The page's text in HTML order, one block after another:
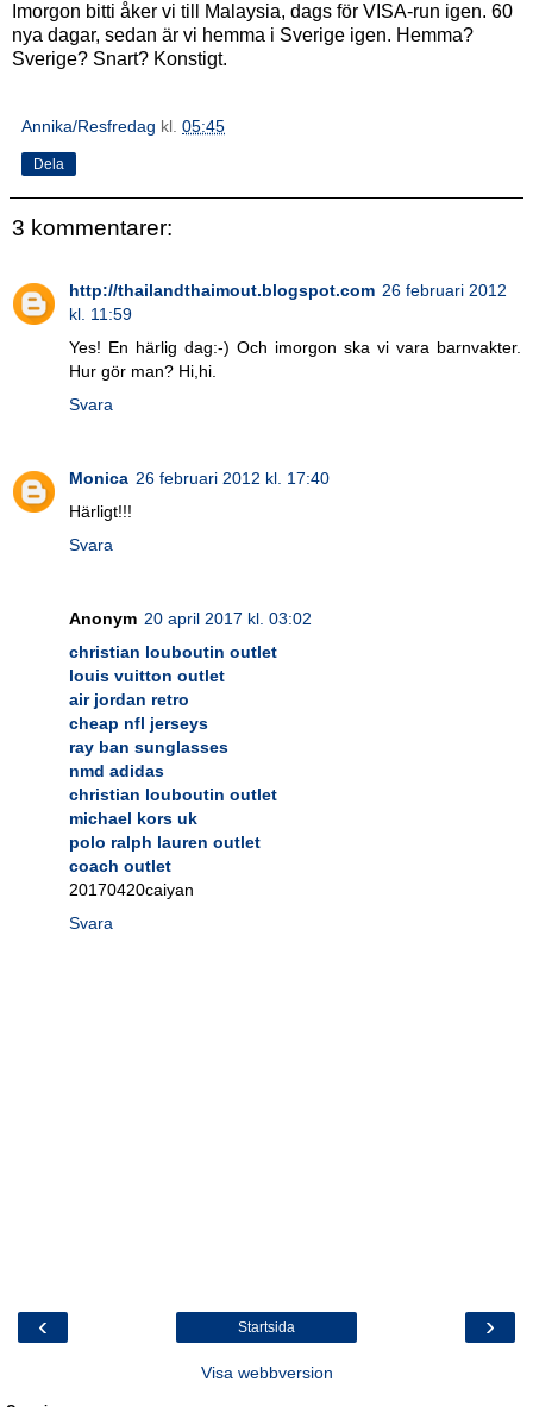
Imorgon bitti åker vi till Malaysia, dags för VISA-run igen. 60
nya dagar, sedan är vi hemma i Sverige igen. Hemma?
Sverige? Snart? Konstigt.
Annika/Resfredag kl. 05:45
Dela
3 kommentarer:
http://thailandthaimout.blogspot.com 26 februari 2012
kl. 11:59
Yes! En härlig dag:-) Och imorgon ska vi vara barnvakter.
Hur gör man? Hi,hi.
Svara
Monica 26 februari 2012 kl. 17:40
Härligt!!!
Svara
Anonym 20 april 2017 kl. 03:02
christian louboutin outlet
louis vuitton outlet
air jordan retro
cheap nfl jerseys
ray ban sunglasses
nmd adidas
christian louboutin outlet
michael kors uk
polo ralph lauren outlet
coach outlet
20170420caiyan
Svara
‹ ›
Startsida
Visa webbversion